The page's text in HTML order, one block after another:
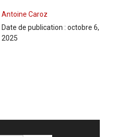
Antoine Caroz
Date de publication : octobre 6,
2025